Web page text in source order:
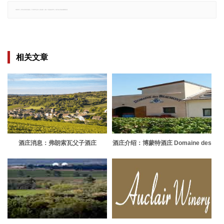
相关文章
酒庄消息：弗朗索瓦父子酒庄
酒庄介绍：博蒙特酒庄 Domaine des